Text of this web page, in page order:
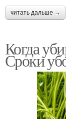
читать дальше →
Когда
Сроки